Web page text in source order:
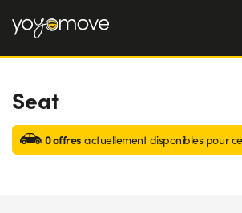
OFFRE LLD
Particulier
Professionnel
LLD OCCASION
Seat
0 offres actuellement disponibles pour